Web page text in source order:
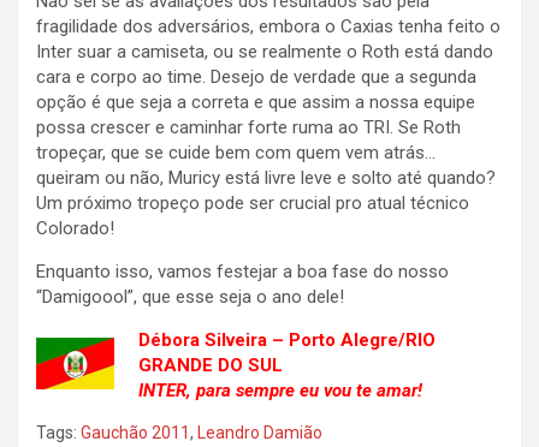
fragilidade dos adversários, embora o Caxias tenha feito o
Inter suar a camiseta, ou se realmente o Roth está dando
cara e corpo ao time. Desejo de verdade que a segunda
opção é que seja a correta e que assim a nossa equipe
possa crescer e caminhar forte ruma ao TRI. Se Roth
tropeçar, que se cuide bem com quem vem atrás…
queiram ou não, Muricy está livre leve e solto até quando?
Um próximo tropeço pode ser crucial pro atual técnico
Colorado!
Enquanto isso, vamos festejar a boa fase do nosso
“Damigoool”, que esse seja o ano dele!
Débora Silveira – Porto Alegre/RIO
GRANDE DO SUL
INTER, para sempre eu vou te amar!
Tags: Gauchão 2011, Leandro Damião